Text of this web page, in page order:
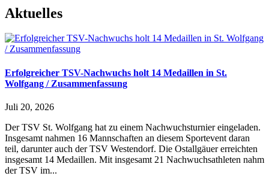
Aktuelles
Erfolgreicher TSV-Nachwuchs holt 14 Medaillen in St.
Wolfgang / Zusammenfassung
Juli 20, 2026
Der TSV St. Wolfgang hat zu einem Nachwuchsturnier eingeladen.
Insgesamt nahmen 16 Mannschaften an diesem Sportevent daran
teil, darunter auch der TSV Westendorf. Die Ostallgäuer erreichten
insgesamt 14 Medaillen. Mit insgesamt 21 Nachwuchsathleten nahm
der TSV im...